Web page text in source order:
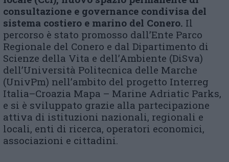
consultazione e governance condivisa del
sistema costiero e marino del Conero. Il
percorso è stato promosso dall’Ente Parco
Regionale del Conero e dal Dipartimento di
Scienze della Vita e dell’Ambiente (DiSva)
dell’Università Politecnica delle Marche
(UnivPm) nell’ambito del progetto Interreg
Italia–Croazia Mapa – Marine Adriatic Parks,
e si è sviluppato grazie alla partecipazione
attiva di istituzioni nazionali, regionali e
locali, enti di ricerca, operatori economici,
associazioni e cittadini.